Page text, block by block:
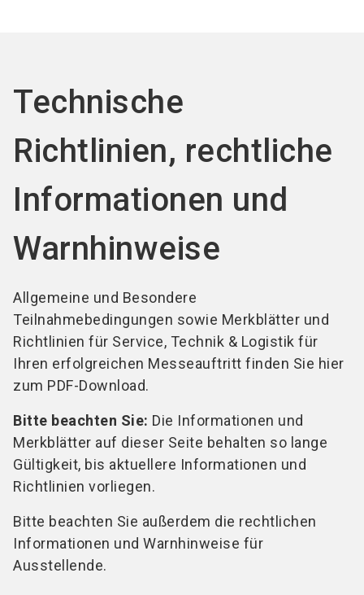
Technische
Richtlinien, rechtliche
Informationen und
Warnhinweise
Allgemeine und Besondere
Teilnahmebedingungen sowie Merkblätter und
Richtlinien für Service, Technik & Logistik für
Ihren erfolgreichen Messeauftritt finden Sie hier
zum PDF-Download.
Bitte beachten Sie: Die Informationen und
Merkblätter auf dieser Seite behalten so lange
Gültigkeit, bis aktuellere Informationen und
Richtlinien vorliegen.
Bitte beachten Sie außerdem die rechtlichen
Informationen und Warnhinweise für
Ausstellende.